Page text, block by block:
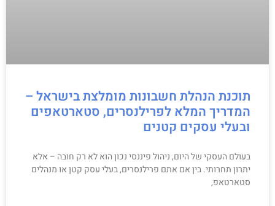
תוכנת הנהלת חשבונות מומלצת בישראל –
המדריך המלא לפרילנסרים, סטארטאפים
ובעלי עסקים קטנים
בעולם העסקי של היום, ניהול פיננסי נכון הוא לא רק חובה – אלא
יתרון תחרותי. בין אם אתם פרילנסרים, בעלי עסק קטן או מנהלים
סטארטאפ,